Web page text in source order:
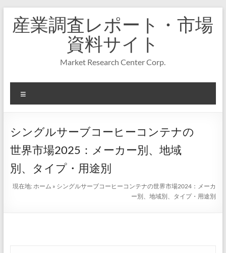
キ
プ
産業調査レポート・市場
資料サイト
Market Research Center Corp.
ニ
ー
シングルサーブコーヒーコンテナの
世界市場2025：メーカー別、地域
別、タイプ・用途別
現在地:ホーム » シングルサーブコーヒーコンテナの世界市場2024：メーカ
ー別、地域別、タイプ・用途別